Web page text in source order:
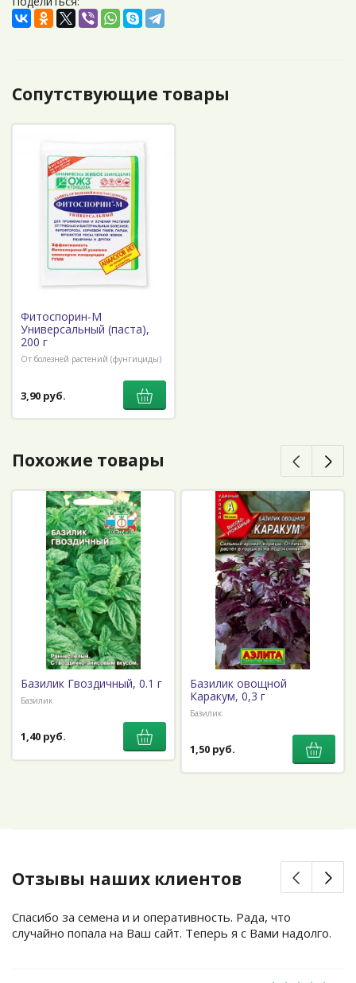
Сопутствующие товары
Фитоспорин-М
Универсальный (паста),
200 г
От болезней растений (фунгициды)
3,90 руб.
Похожие товары
Базилик Гвоздичный, 0.1 г
Базилик
1,40 руб.
Базилик овощной
Каракум, 0,3 г
Базилик
1,50 руб.
Отзывы наших клиентов
Спасибо за семена и и оперативность. Рада, что
случайно попала на Ваш сайт. Теперь я с Вами надолго.